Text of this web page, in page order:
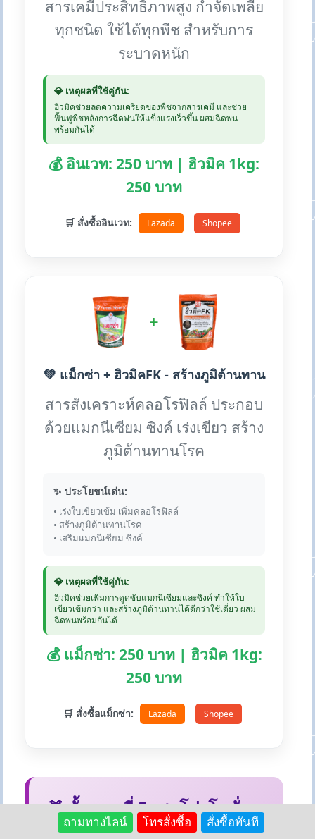
สารเคมีประสิทธิภาพสูง กำจัดเพลี้ย
ทุกชนิด ใช้ได้ทุกพืช สำหรับการ
ระบาดหนัก
💎 เหตุผลที่ใช้คู่กัน:
ฮิวมิคช่วยลดความเครียดของพืชจากสารเคมี และช่วย
ฟื้นฟูพืชหลังการฉีดพ่นให้แข็งแรงเร็วขึ้น ผสมฉีดพ่น
พร้อมกันได้
💰 อินเวท: 250 บาท | ฮิวมิค 1kg:
250 บาท
🛒 สั่งซื้ออินเวท: Lazada Shopee
+
💚 แม็กซ่า + ฮิวมิคFK - สร้างภูมิต้านทาน
สารสังเคราะห์คลอโรฟิลล์ ประกอบ
ด้วยแมกนีเซียม ซิงค์ เร่งเขียว สร้าง
ภูมิต้านทานโรค
✨ ประโยชน์เด่น:
• เร่งใบเขียวเข้ม เพิ่มคลอโรฟิลล์
• สร้างภูมิต้านทานโรค
• เสริมแมกนีเซียม ซิงค์
💎 เหตุผลที่ใช้คู่กัน:
ฮิวมิคช่วยเพิ่มการดูดซับแมกนีเซียมและซิงค์ ทำให้ใบ
เขียวเข้มกว่า และสร้างภูมิต้านทานได้ดีกว่าใช้เดี่ยว ผสม
ฉีดพ่นพร้อมกันได้
💰 แม็กซ่า: 250 บาท | ฮิวมิค 1kg:
250 บาท
🛒 สั่งซื้อแม็กซ่า: Lazada Shopee
🎁 ขั้นตอนที่ 5: ชุดโปรโมชั่น
ถามทางไลน์ โทรสั่งซื้อ สั่งซื้อทันที